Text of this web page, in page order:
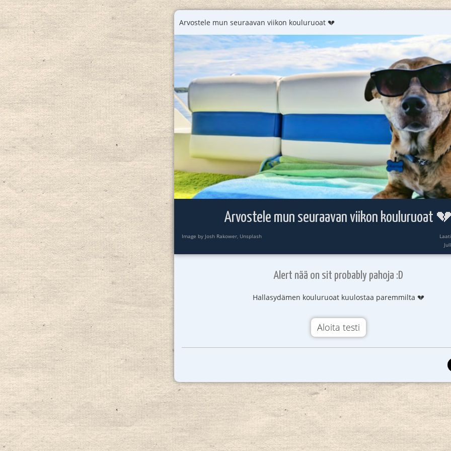
Arvostele mun seuraavan viikon kouluruoat 💔
Arvostele mun seuraavan viikon kouluruoat
Image by Josh Rakower, Unsplash
Alert nää on sit probably pahoja :D
Hallasydämen kouluruoat kuulostaa paremmilta 💔
Aloita testi